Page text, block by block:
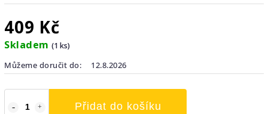
409 Kč
Skladem (1 ks)
Můžeme doručit do:
12.8.2026
Přidat do košíku